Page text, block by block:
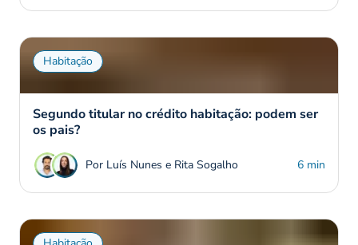
Habitação
Segundo titular no crédito habitação: podem ser
os pais?
Por Luís Nunes e Rita Sogalho 6 min